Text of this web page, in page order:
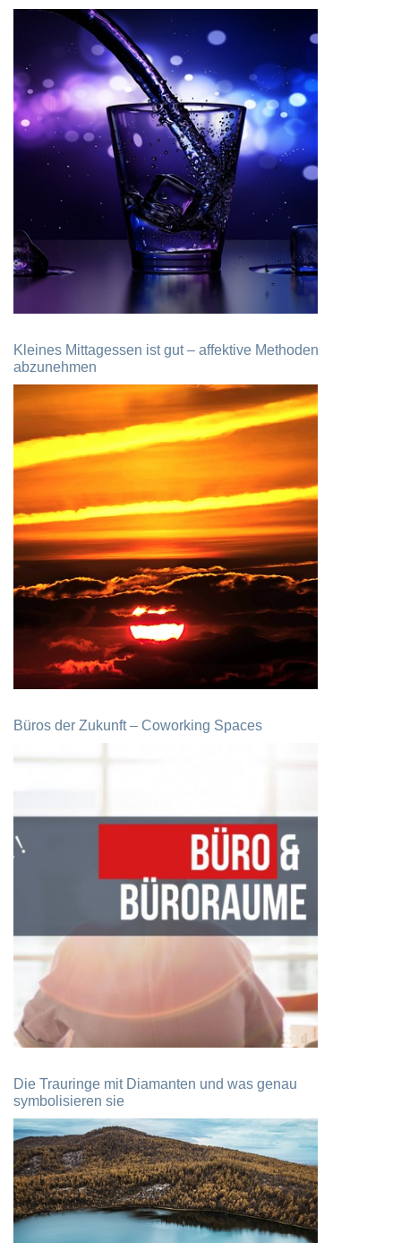
Kleines Mittagessen ist gut – affektive Methoden
abzunehmen
Büros der Zukunft – Coworking Spaces
Die Trauringe mit Diamanten und was genau
symbolisieren sie